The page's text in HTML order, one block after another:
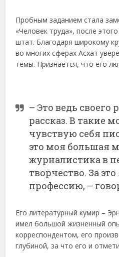
Пробным заданием стала
«Человек труда», после
штат. Благодаря широкому
во многих сферах Асхат
темы. Признается, что его
– Это ведь своего
рассказ. В такие
чувствую себя
это моя большая
журналистика в
творчество. За
профессию, –
Его литературный кумир –
имел большой жизненный
корреспондентом, его
глубиной, за что его и